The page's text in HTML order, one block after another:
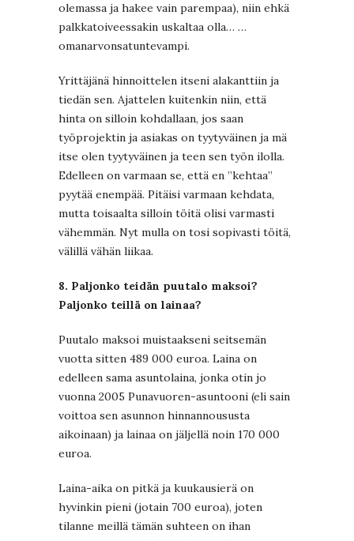
olemassa ja hakee vain parempaa), niin ehkä
palkkatoiveessakin uskaltaa olla… …
omanarvonsatuntevampi.
Yrittäjänä hinnoittelen itseni alakanttiin ja
tiedän sen. Ajattelen kuitenkin niin, että
hinta on silloin kohdallaan, jos saan
työprojektin ja asiakas on tyytyväinen ja mä
itse olen tyytyväinen ja teen sen työn ilolla.
Edelleen on varmaan se, että en ”kehtaa”
pyytää enempää. Pitäisi varmaan kehdata,
mutta toisaalta silloin töitä olisi varmasti
vähemmän. Nyt mulla on tosi sopivasti töitä,
välillä vähän liikaa.
8. Paljonko teidän puutalo maksoi?
Paljonko teillä on lainaa?
Puutalo maksoi muistaakseni seitsemän
vuotta sitten 489 000 euroa. Laina on
edelleen sama asuntolaina, jonka otin jo
vuonna 2005 Punavuoren-asuntooni (eli sain
voittoa sen asunnon hinnannoususta
aikoinaan) ja lainaa on jäljellä noin 170 000
euroa.
Laina-aika on pitkä ja kuukausierä on
hyvinkin pieni (jotain 700 euroa), joten
tilanne meillä tämän suhteen on ihan